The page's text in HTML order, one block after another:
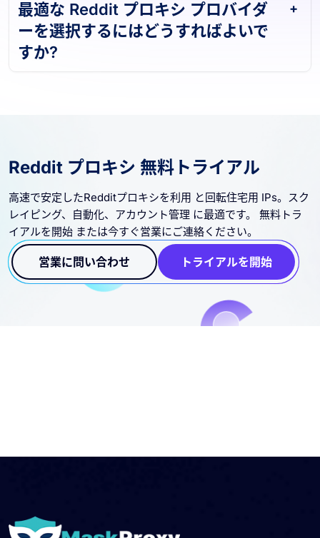
最適な Reddit プロキシ プロバイダ
ーを選択するにはどうすればよいで
すか?
Reddit プロキシ 無料トライアル
高速で安定したRedditプロキシを利用 と回転住宅用 IPs。スク
レイピング、自動化、アカウント管理 に最適です。 無料トラ
イアルを開始 または今すぐ営業にご連絡ください。
営業に問い合わせ トライアルを開始